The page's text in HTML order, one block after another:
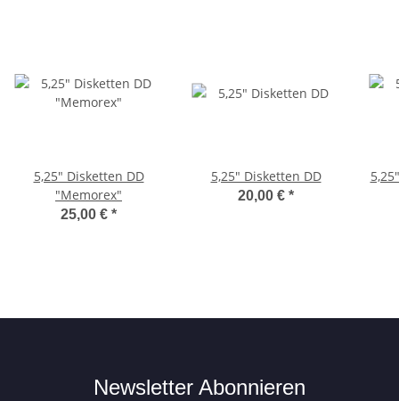
5,25" Disketten DD
"Memorex"
25,00 € *
5,25" Disketten DD
20,00 € *
Newsletter Abonnieren